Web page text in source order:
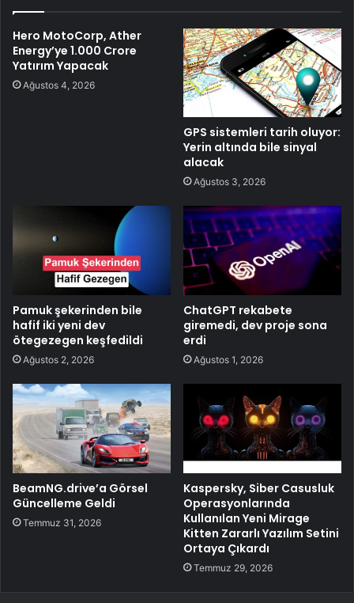
Hero MotoCorp, Ather
Energy’ye 1.000 Crore
Yatırım Yapacak
Ağustos 4, 2026
GPS sistemleri tarih oluyor:
Yerin altında bile sinyal
alacak
Ağustos 3, 2026
Pamuk şekerinden bile
hafif iki yeni dev
ötegezegen keşfedildi
Ağustos 2, 2026
ChatGPT rekabete
giremedi, dev proje sona
erdi
Ağustos 1, 2026
BeamNG.drive’a Görsel
Güncelleme Geldi
Temmuz 31, 2026
Kaspersky, Siber Casusluk
Operasyonlarında
Kullanılan Yeni Mirage
Kitten Zararlı Yazılım Setini
Ortaya Çıkardı
Temmuz 29, 2026